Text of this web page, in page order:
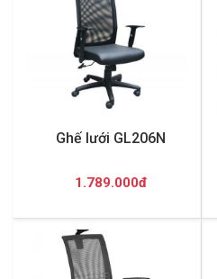
Ghế lưới GL206N
1.789.000đ